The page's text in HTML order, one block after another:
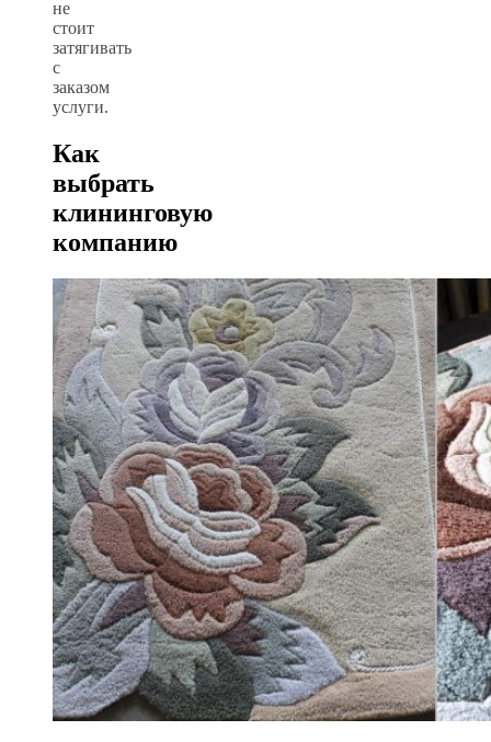
не
стоит
затягивать
с
заказом
услуги.
Как
выбрать
клининговую
компанию